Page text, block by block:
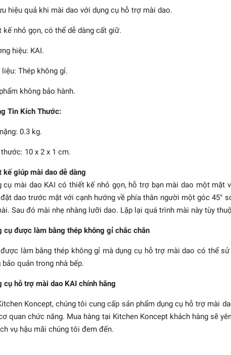
hiệu quả khi mài dao với dụng cụ hỗ trợ mài dao.
kế nhỏ gọn, có thể dễ dàng cất giữ.
hiệu: KAI.
liệu: Thép không gỉ.
không bảo hành.
Tin Kích Thước:
0.3 kg.
10 x 2 x 1 cm.
kế giúp mài dao dễ dàng
cụ mài dao KAI có thiết kế nhỏ gọn, hỗ trợ bạn mài dao một mặt
dao trước mặt với cạnh hướng về phía thân người một góc 45°
Sau đó mài nhẹ nhàng lưỡi dao. Lặp lại quá trình mài này tùy
cụ được làm bằng thép không gỉ chắc chắn
làm bằng thép không gỉ mà dụng cụ hỗ trợ mài dao có thể
bảo quản trong nhà bếp.
cụ hỗ trợ mài dao KAI chính hãng
Koncept, chúng tôi cung cấp sản phẩm dụng cụ hỗ trợ mài
quan chức năng. Mua hàng tại Kitchen Koncept khách hàng sẽ
vụ hậu mãi chúng tôi đem đến.
Túi đựng dao 8 món
249.000₫
- Mài dao đỏ